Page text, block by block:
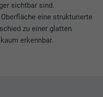
sichtbar sind.
eine strukturierte
zu einer glatten
erkennbar.